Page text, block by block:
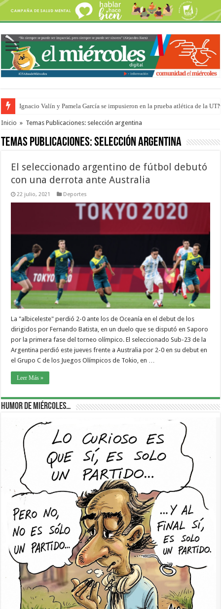
Ignacio Valín y Pamela García se impusieron en la prueba atlética de la
Traigo el litoral en mi canción: 100 años de Aníbal Sampayo
Inicio » Temas Publicaciones: selección argentina
Temas Publicaciones:selección argentina
El seleccionado argentino de fútbol debutó
con una derrota ante Australia
22 julio, 2021 Deportes
La "albiceleste" perdió 2-0 ante los de Oceanía en el debut de los
dirigidos por Fernando Batista, en un duelo que se disputó en Saporo
por la primera fase del torneo olímpico. El seleccionado Sub-23 de la
Argentina perdió este jueves frente a Australia por 2-0 en su debut en
el Grupo C de los Juegos Olímpicos de Tokio, en …
Leer Más »
Humor de Miércoles…